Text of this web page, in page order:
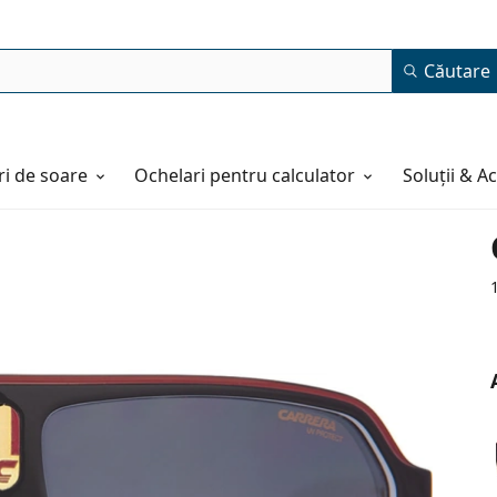
Căutare
de soare Ochelari pentru calculator Soluții &